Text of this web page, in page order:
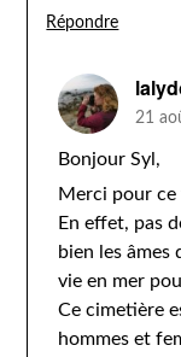
Répondre
21
Bonjour Syl,
Merci pour ce
En effet, pas
bien les âmes
vie en mer
Ce cimetière
hommes et